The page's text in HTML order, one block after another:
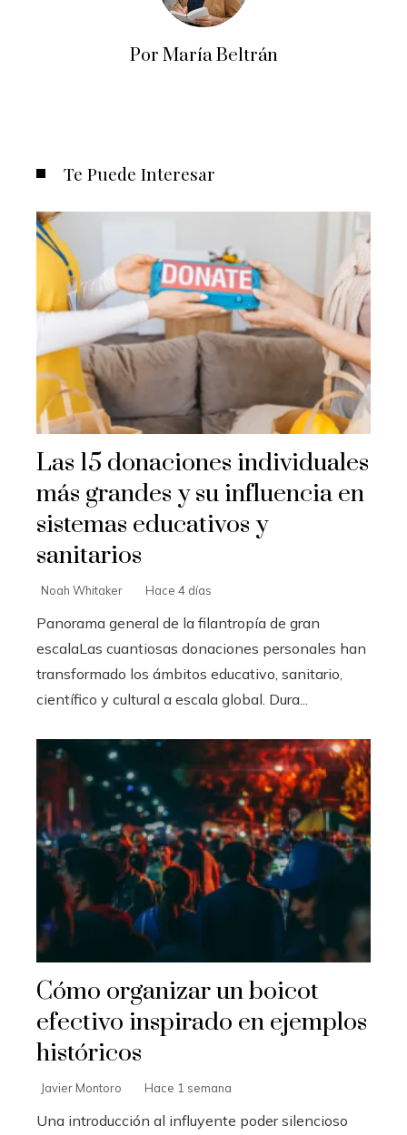
Por María Beltrán
Te Puede Interesar
Las 15 donaciones individuales
más grandes y su influencia en
sistemas educativos y
sanitarios
Noah Whitaker Hace 4 días
Panorama general de la filantropía de gran
escalaLas cuantiosas donaciones personales han
transformado los ámbitos educativo, sanitario,
científico y cultural a escala global. Dura...
Cómo organizar un boicot
efectivo inspirado en ejemplos
históricos
Javier Montoro Hace 1 semana
Una introducción al influyente poder silencioso